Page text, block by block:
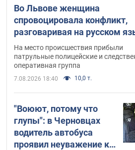
Во Львове женщина
спровоцировала конфликт,
разговаривая на русском
маршрутке: полиция
административный
Видео
На место происшествия прибыли
патрульные полицейские и
оперативная группа
7.08.2026 18:40 10,0 т.
"Воюют, потому что
глупы": в Черновцах
водитель автобуса
проявил неуважение к